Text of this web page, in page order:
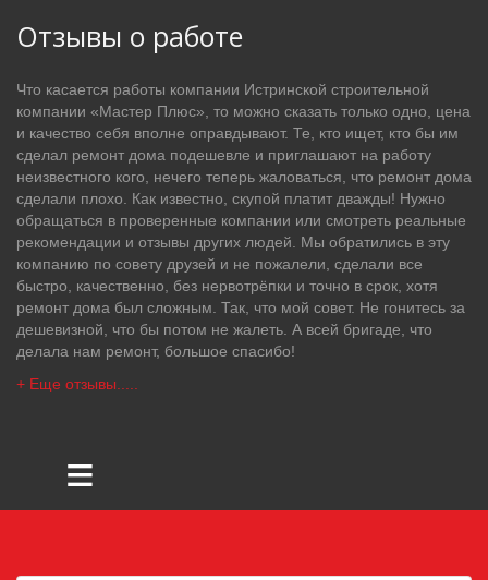
Отзывы о работе
Что касается работы компании Истринской строительной
компании «Мастер Плюс», то можно сказать только одно, цена
и качество себя вполне оправдывают. Те, кто ищет, кто бы им
сделал ремонт дома подешевле и приглашают на работу
неизвестного кого, нечего теперь жаловаться, что ремонт дома
сделали плохо. Как известно, скупой платит дважды! Нужно
обращаться в проверенные компании или смотреть реальные
рекомендации и отзывы других людей. Мы обратились в эту
компанию по совету друзей и не пожалели, сделали все
быстро, качественно, без нервотрёпки и точно в срок, хотя
ремонт дома был сложным. Так, что мой совет. Не гонитесь за
дешевизной, что бы потом не жалеть. А всей бригаде, что
делала нам ремонт, большое спасибо!
+ Еще отзывы.....
≡